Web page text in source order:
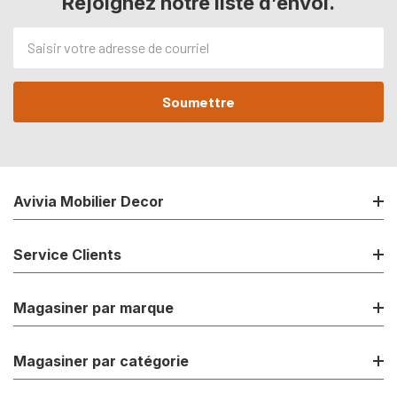
de
courriel
Avivia Mobilier Decor
Service Clients
Magasiner par marque
Magasiner par catégorie